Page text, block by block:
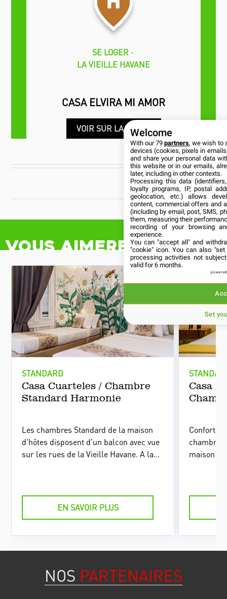
SE LOGER
LA VIEILLE HAVANE
VOIR SUR LA CARTE
CUBANÍA
Vous aimerez aussi
STANDARD
Casa Cuarteles / Chambre
Standard Harmonie
Les chambres Standard de la maison
sur les rues de la Vieille Havane. A la
fois sobre et colorée, leur décoration
unique fait référence à quelques-unes
Casa
maison
colonial
NOSPARTENAIRES
Welcome
With our 79partners, we wish to
devices (cookies, pixels in
and share your personal data
this website or in our emails,
later, including in other contexts.
Processing this data
loyalty programs, IP, postal
geolocation, etc.) allows
content, commercial offers and
(including by email, post, SMS,
them, measuring their
recording of your browsing
experience.
You can "accept all" and
"cookie" icon. You can also
processing activities not
valid for 6 months.
Set